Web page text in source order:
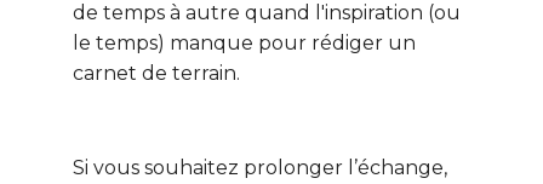
de temps à autre quand l'inspiration (ou
le temps) manque pour rédiger un
carnet de terrain.
Si vous souhaitez prolonger l’échange,